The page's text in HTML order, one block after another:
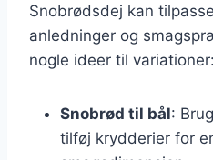
Snobrødsdej kan
anledninger og
nogle ideer til variationer:
Snobrød til bål:
tilføj krydderier for